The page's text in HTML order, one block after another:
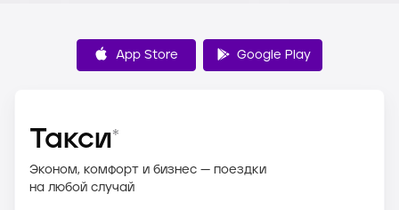
App Store Google Play
Такси*
Эконом, комфорт и бизнес — поездки
на любой случай